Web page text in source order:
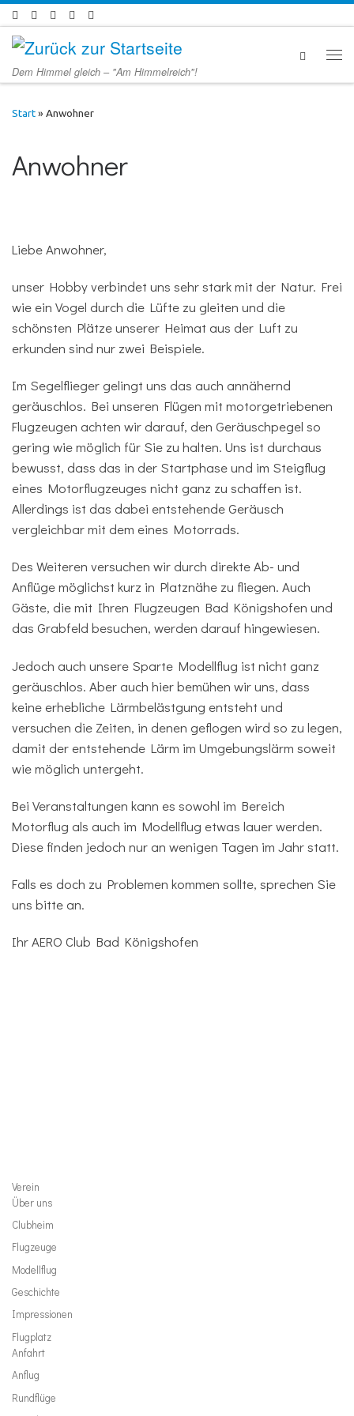
Zum Inhalt springen
Dem Himmel gleich – "Am Himmelreich"!
Start » Anwohner
Anwohner
Liebe Anwohner,
unser Hobby verbindet uns sehr stark mit der Natur. Frei
wie ein Vogel durch die Lüfte zu gleiten und die
schönsten Plätze unserer Heimat aus der Luft zu
erkunden sind nur zwei Beispiele.
Im Segelflieger gelingt uns das auch annähernd
geräuschlos. Bei unseren Flügen mit motorgetriebenen
Flugzeugen achten wir darauf, den Geräuschpegel so
gering wie möglich für Sie zu halten. Uns ist durchaus
bewusst, dass das in der Startphase und im Steigflug
eines Motorflugzeuges nicht ganz zu schaffen ist.
Allerdings ist das dabei entstehende Geräusch
vergleichbar mit dem eines Motorrads.
Des Weiteren versuchen wir durch direkte Ab- und
Anflüge möglichst kurz in Platznähe zu fliegen. Auch
Gäste, die mit Ihren Flugzeugen Bad Königshofen und
das Grabfeld besuchen, werden darauf hingewiesen.
Jedoch auch unsere Sparte Modellflug ist nicht ganz
geräuschlos. Aber auch hier bemühen wir uns, dass
keine erhebliche Lärmbelästgung entsteht und
versuchen die Zeiten, in denen geflogen wird so zu legen,
damit der entstehende Lärm im Umgebungslärm soweit
wie möglich untergeht.
Bei Veranstaltungen kann es sowohl im Bereich
Motorflug als auch im Modellflug etwas lauer werden.
Diese finden jedoch nur an wenigen Tagen im Jahr statt.
Falls es doch zu Problemen kommen sollte, sprechen Sie
uns bitte an.
Ihr AERO Club Bad Königshofen
Verein
Über uns
Clubheim
Flugzeuge
Modellflug
Geschichte
Impressionen
Flugplatz
Anfahrt
Anflug
Rundflüge